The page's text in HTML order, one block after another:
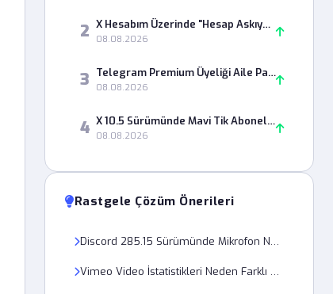
2 X Hesabım Üzerinde "Hesap Askıya Alındı" Uyarısı Nasıl Kaldırılır?
08.08.2026
3 Telegram Premium Üyeliği Aile Paylaşımı ile Neden Kullanılamıyor?
08.08.2026
4 X 10.5 Sürümünde Mavi Tik Aboneliği Nasıl İptal Edilir?
08.08.2026
Rastgele Çözüm Önerileri
Discord 285.15 Sürümünde Mikrofon Neden Cızırtılı Ses Veriyor?
Vimeo Video İstatistikleri Neden Farklı Görünüyor?